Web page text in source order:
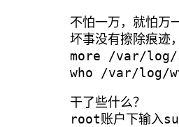
不怕一万，就怕万
坏事没有擦除痕迹
more /var/
who /var/log/
干了些什么？
root账户下输入